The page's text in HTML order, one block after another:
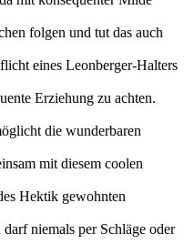
folgen und tut das auch
eines Leonberger-Halters
Erziehung zu achten.
die wunderbaren
mit diesem coolen
Hektik gewohnten
niemals per Schläge oder